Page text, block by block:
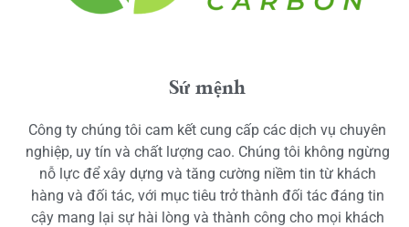
Sứ mệnh
Công ty chúng tôi cam kết cung cấp các dịch vụ chuyên
nghiệp, uy tín và chất lượng cao. Chúng tôi không ngừng
nỗ lực để xây dựng và tăng cường niềm tin từ khách
hàng và đối tác, với mục tiêu trở thành đối tác đáng tin
cậy mang lại sự hài lòng và thành công cho mọi khách